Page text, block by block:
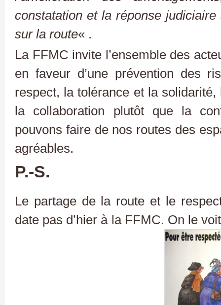
constatation et la réponse
sur la route« .
La FFMC invite l’ensemble des
en faveur d’une prévention des
respect, la tolérance et la
la collaboration plutôt que la
pouvons faire de nos routes des
agréables.
P.-S.
Le partage de la route et le
date pas d’hier à la FFMC. On le